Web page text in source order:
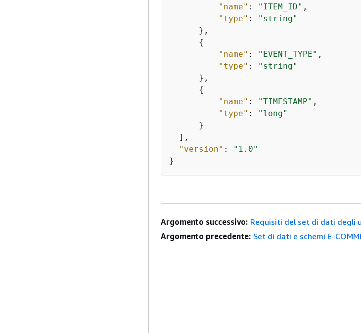
"name" : "ITEM_ID" ,
"type" :
"string"
      },
{
"name" : "EVENT_TYPE" ,
"type" :
"string"
      },
{
"name" : "TIMESTAMP" ,
"type" :
"long"
      }
  ],
"version" :
"1.0"
}
Argomento successivo: Requisiti del set di dati degli
Argomento precedente: Set di dati e schemi E-